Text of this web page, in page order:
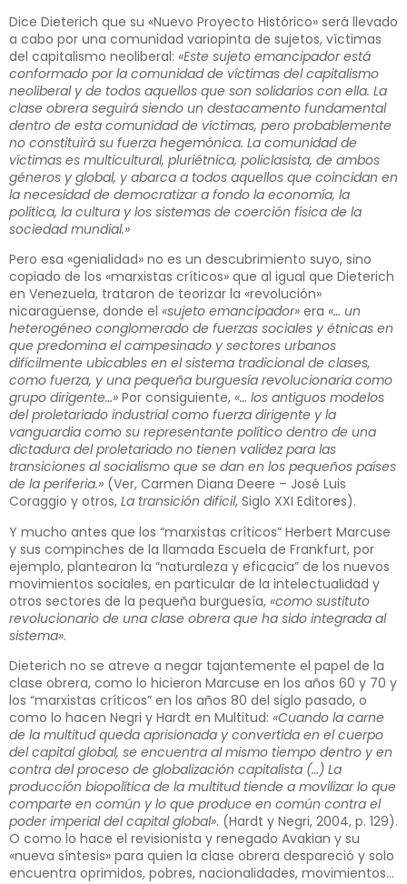
Dice Dieterich que su «Nuevo Proyecto Histórico» será llevado
a cabo por una comunidad variopinta de sujetos, víctimas
del capitalismo neoliberal: «Este sujeto emancipador está
conformado por la comunidad de víctimas del capitalismo
neoliberal y de todos aquellos que son solidarios con ella. La
clase obrera seguirá siendo un destacamento fundamental
dentro de esta comunidad de víctimas, pero probablemente
no constituirá su fuerza hegemónica. La comunidad de
víctimas es multicultural, pluriétnica, policlasista, de ambos
géneros y global, y abarca a todos aquellos que coincidan en
la necesidad de democratizar a fondo la economía, la
política, la cultura y los sistemas de coerción física de la
sociedad mundial.»
Pero esa «genialidad» no es un descubrimiento suyo, sino
copiado de los «marxistas críticos» que al igual que Dieterich
en Venezuela, trataron de teorizar la «revolución»
nicaragüense, donde el «sujeto emancipador» era «… un
heterogéneo conglomerado de fuerzas sociales y étnicas en
que predomina el campesinado y sectores urbanos
difícilmente ubicables en el sistema tradicional de clases,
como fuerza, y una pequeña burguesía revolucionaria como
grupo dirigente…» Por consiguiente, «… los antiguos modelos
del proletariado industrial como fuerza dirigente y la
vanguardia como su representante político dentro de una
dictadura del proletariado no tienen validez para las
transiciones al socialismo que se dan en los pequeños países
de la periferia.» (Ver, Carmen Diana Deere – José Luis
Coraggio y otros, La transición difícil, Siglo XXI Editores).
Y mucho antes que los “marxistas críticos” Herbert Marcuse
y sus compinches de la llamada Escuela de Frankfurt, por
ejemplo, plantearon la “naturaleza y eficacia” de los nuevos
movimientos sociales, en particular de la intelectualidad y
otros sectores de la pequeña burguesía, «como sustituto
revolucionario de una clase obrera que ha sido integrada al
sistema».
Dieterich no se atreve a negar tajantemente el papel de la
clase obrera, como lo hicieron Marcuse en los años 60 y 70 y
los “marxistas críticos” en los años 80 del siglo pasado, o
como lo hacen Negri y Hardt en Multitud: «Cuando la carne
de la multitud queda aprisionada y convertida en el cuerpo
del capital global, se encuentra al mismo tiempo dentro y en
contra del proceso de globalización capitalista (…) La
producción biopolítica de la multitud tiende a movilizar lo que
comparte en común y lo que produce en común contra el
poder imperial del capital global». (Hardt y Negri, 2004, p. 129).
O como lo hace el revisionista y renegado Avakian y su
«nueva síntesis» para quien la clase obrera despareció y solo
encuentra oprimidos, pobres, nacionalidades, movimientos…